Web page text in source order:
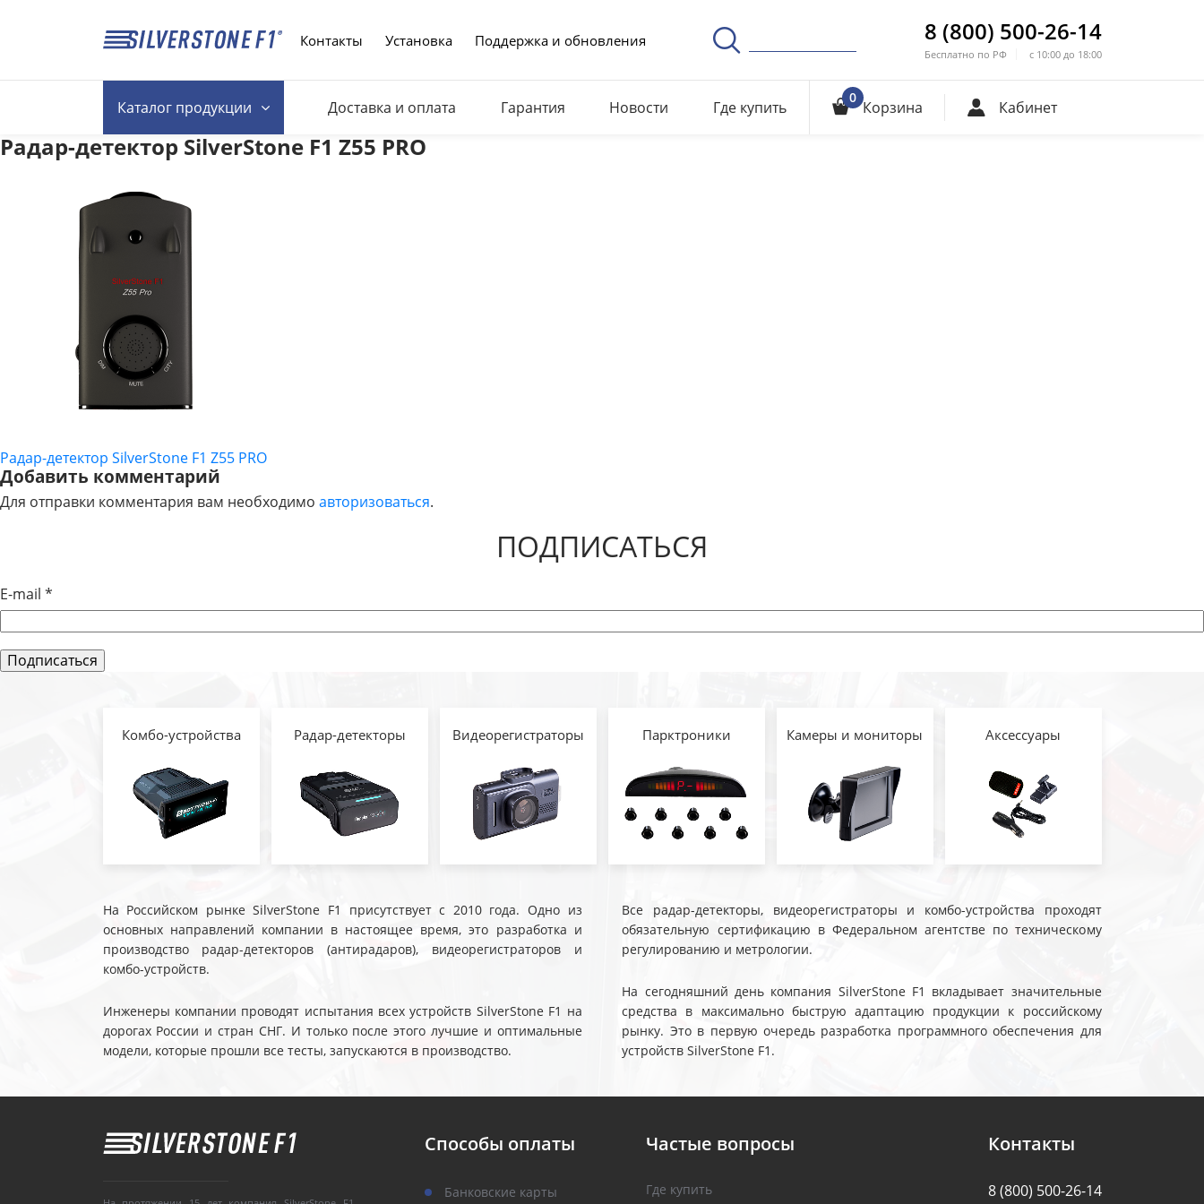
Контакты Установка Поддержка и обновления 8 (800) 500-26-14
Бесплатно по РФ с 10:00 до 18:00
Каталогпродукции Доставка и оплата Гарантия Новости Где купить 0 Корзина Кабинет
Радар-детектор SilverStone F1 Z55 PRO
НАВИГАЦИЯ
ПО
Радар-детектор SilverStone F1 Z55 PRO
Добавить комментарий
Для отправки комментария вам необходимо авторизоваться.
ПОДПИСАТЬСЯ
E-mail *
Комбо-устройства Радар-детекторы Видеорегистраторы Парктроники Камеры и мониторы Аксессуары
На Российском рынке SilverStone F1 присутствует с 2010 года. Одно из
основных направлений компании в настоящее время, это разработка и
производство радар-детекторов (антирадаров), видеорегистраторов и
комбо-устройств.
Инженеры компании проводят испытания всех устройств SilverStone F1 на
дорогах России и стран СНГ. И только после этого лучшие и оптимальные
модели, которые прошли все тесты, запускаются в производство.
Все радар-детекторы, видеорегистраторы и комбо-устройства проходят
обязательную сертификацию в Федеральном агентстве по техническому
регулированию и метрологии.
На сегодняшний день компания SilverStone F1 вкладывает значительные
средства в максимально быструю адаптацию продукции к российскому
рынку. Это в первую очередь разработка программного обеспечения для
устройств SilverStone F1.
Способы оплаты
Банковские карты
Частые вопросы
Где купить
Контакты
8 (800) 500-26-14